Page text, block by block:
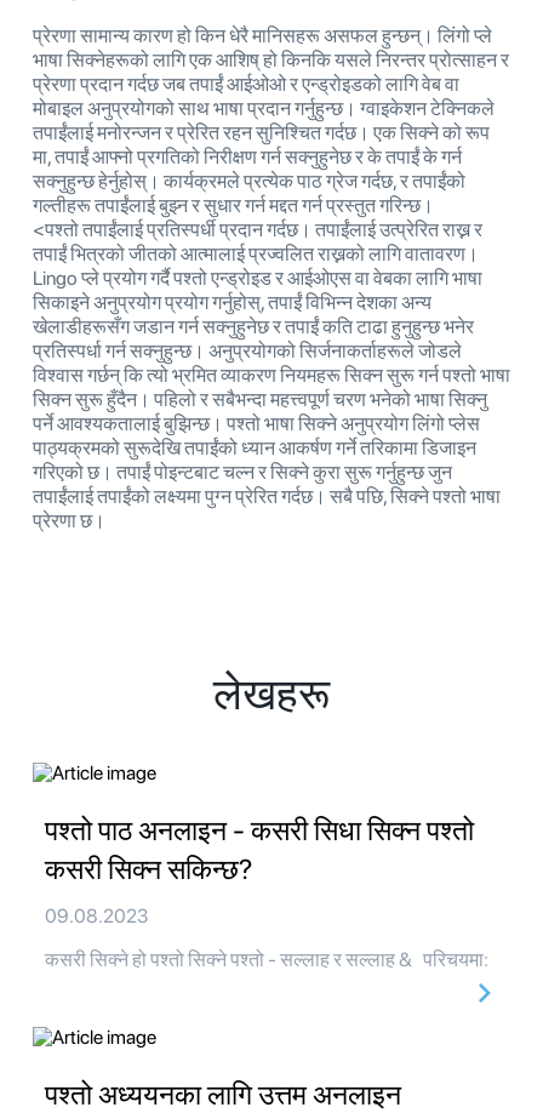
प्रेरणा सामान्य कारण हो किन धेरै मानिसहरू असफल हुन्छन्। लिंगो प्ले
भाषा सिक्नेहरूको लागि एक आशिष् हो किनकि यसले निरन्तर प्रोत्साहन र
प्रेरणा प्रदान गर्दछ जब तपाईं आईओओ र एन्ड्रोइडको लागि वेब वा
मोबाइल अनुप्रयोगको साथ भाषा प्रदान गर्नुहुन्छ। ग्वाइकेशन टेक्निकले
तपाईंलाई मनोरन्जन र प्रेरित रहन सुनिश्चित गर्दछ। एक सिक्ने को रूप
मा, तपाईं आफ्नो प्रगतिको निरीक्षण गर्न सक्नुहुनेछ र के तपाईं के गर्न
सक्नुहुन्छ हेर्नुहोस्। कार्यक्रमले प्रत्येक पाठ ग्रेज गर्दछ, र तपाईंको
गल्तीहरू तपाईंलाई बुझ्न र सुधार गर्न मद्दत गर्न प्रस्तुत गरिन्छ।
<पश्तो तपाईंलाई प्रतिस्पर्धी प्रदान गर्दछ। तपाईंलाई उत्प्रेरित राख्न र
तपाईं भित्रको जीतको आत्मालाई प्रज्वलित राख्नको लागि वातावरण।
Lingo प्ले प्रयोग गर्दै पश्तो एन्ड्रोइड र आईओएस वा वेबका लागि भाषा
सिकाइने अनुप्रयोग प्रयोग गर्नुहोस्, तपाईं विभिन्न देशका अन्य
खेलाडीहरूसँग जडान गर्न सक्नुहुनेछ र तपाईं कति टाढा हुनुहुन्छ भनेर
प्रतिस्पर्धा गर्न सक्नुहुन्छ। अनुप्रयोगको सिर्जनाकर्ताहरूले जोडले
विश्वास गर्छन् कि त्यो भ्रमित व्याकरण नियमहरू सिक्न सुरू गर्न पश्तो भाषा
सिक्न सुरू हुँदैन। पहिलो र सबैभन्दा महत्त्वपूर्ण चरण भनेको भाषा सिक्नु
पर्ने आवश्यकतालाई बुझिन्छ। पश्तो भाषा सिक्ने अनुप्रयोग लिंगो प्लेस
पाठ्यक्रमको सुरूदेखि तपाईंको ध्यान आकर्षण गर्ने तरिकामा डिजाइन
गरिएको छ। तपाईं पोइन्टबाट चल्न र सिक्ने कुरा सुरू गर्नुहुन्छ जुन
तपाईंलाई तपाईंको लक्ष्यमा पुग्न प्रेरित गर्दछ। सबै पछि, सिक्ने पश्तो भाषा
प्रेरणा छ।
लेखहरू
पश्तो पाठ अनलाइन - कसरी सिधा सिक्न पश्तो
कसरी सिक्न सकिन्छ?
09.08.2023
कसरी सिक्ने हो पश्तो सिक्ने पश्तो - सल्लाह र सल्लाह & परिचयमा:
पश्तो अध्ययनका लागि उत्तम अनलाइन